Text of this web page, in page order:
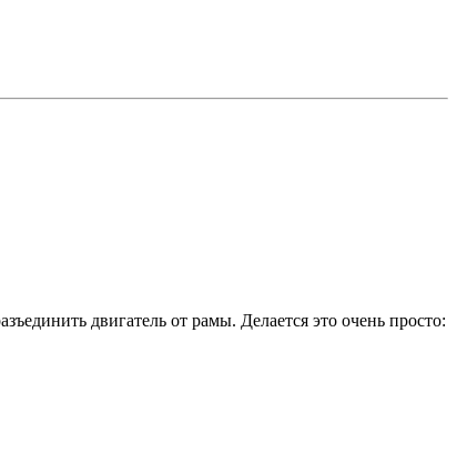
двигатель от рамы. Делается это очень просто: